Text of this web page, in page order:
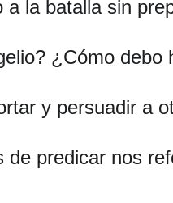
la batalla sin
¿Cómo debo
y persuadir a
predicar nos